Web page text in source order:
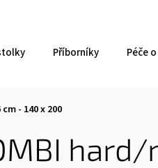
Příborníky Péče
- 140 x 200